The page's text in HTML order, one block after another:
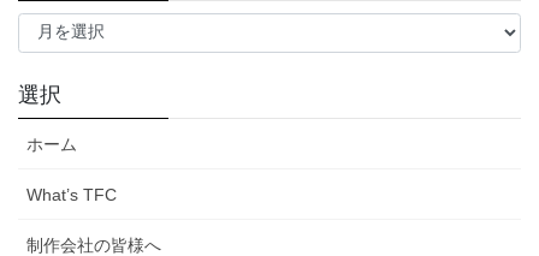
ア
イ
選択
ホーム
What’s TFC
制作会社の皆様へ